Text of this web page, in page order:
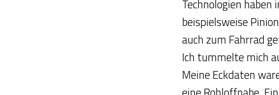
Technologien
beispielsweise
auch zum Fahrrad
Ich tummelte mich
Meine Eckdaten